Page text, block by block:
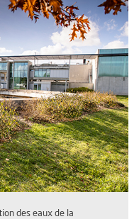
des eaux de la